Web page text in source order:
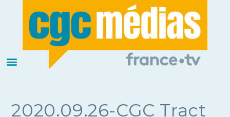
2020.09.26-CGC Tract